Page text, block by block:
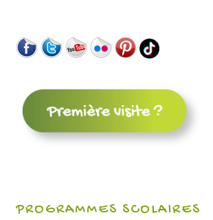
PROGRAMMES SCOLAIRES